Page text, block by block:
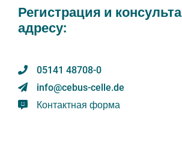
Регистрация и
адресу:
05141 48708-0
info@cebus-celle.de
Контактная форма